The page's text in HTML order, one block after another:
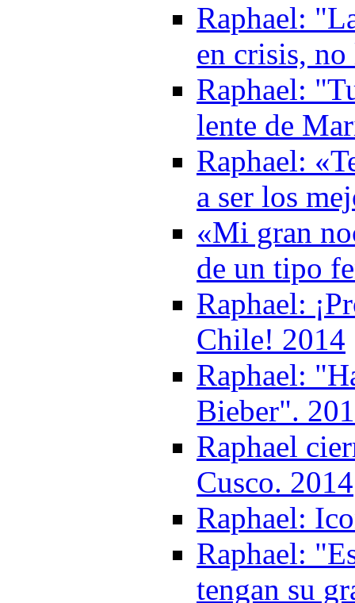
Raphael:
en crisis,
Raphael:
lente de
Raphael:
a ser los
«Mi gran
de un tipo
Raphael:
Chile! 2014
Raphael:
Bieber".
Raphael
Cusco. 2014
Raphael:
Raphael:
tengan su